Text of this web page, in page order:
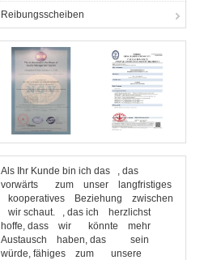
Reibungsscheiben
Als Ihr Kunde bin ich das , das
vorwärts zum unser langfristiges
kooperatives Beziehung zwischen
wir schaut. , das ich herzlichst
hoffe, dass wir könnte mehr
Austausch haben, das sein
würde, fähiges zum unsere